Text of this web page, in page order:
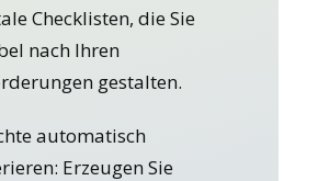
Checklisten, die Sie
nach Ihren
gestalten.
automatisch
Erzeugen Sie